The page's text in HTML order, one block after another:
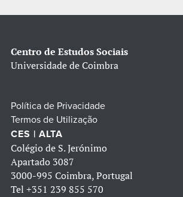
Centro de Estudos Sociais
Universidade de Coimbra
Política de Privacidade
Termos de Utilização
CES | ALTA
Colégio de S. Jerónimo
Apartado 3087
3000-995 Coimbra, Portugal
Tel +351 239 855 570